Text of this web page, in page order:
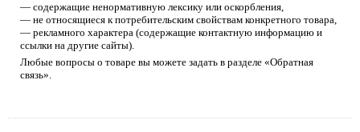
— содержащие ненормативную лексику или оскорбления,
— не относящиеся к потребительским свойствам конкретного товара,
— рекламного характера (содержащие контактную информацию и
ссылки на другие сайты).
Любые вопросы о товаре вы можете задать в разделе «Обратная
связь».